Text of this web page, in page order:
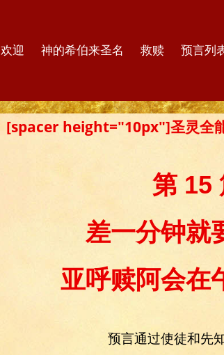
欢迎 神的希伯来圣名 救赎 预言列
[spacer height="10px"]圣灵全
第 15
差一分钟就
亚呼赎阿会在
预言通过使徒和先